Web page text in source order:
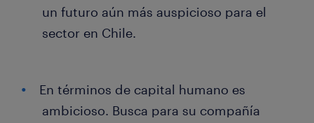
un futuro aún más auspicioso para el
sector en Chile.
En términos de capital humano es
ambicioso. Busca para su compañía